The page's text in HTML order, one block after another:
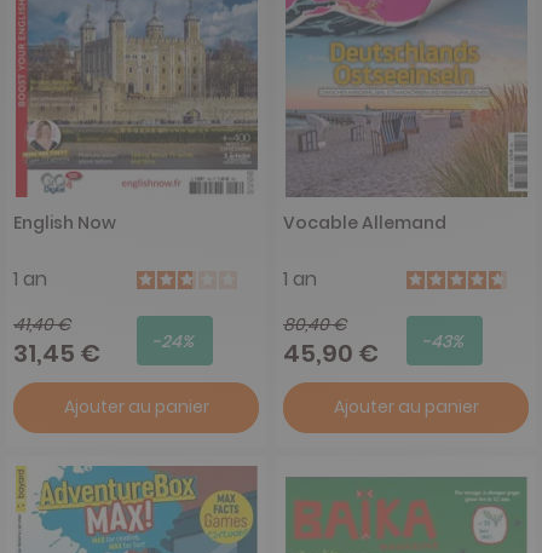
English Now
1 an
41,40 €
31,45 € -24%
Ajouter au panier
Vocable Allemand
1 an
80,40 €
45,90 € -43%
Ajouter au panier